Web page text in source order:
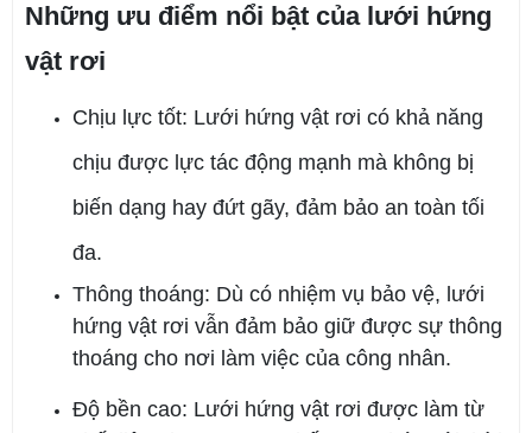
Những ưu điểm nổi bật của lưới hứng
vật rơi
Chịu lực tốt: Lưới hứng vật rơi có khả năng
chịu được lực tác động mạnh mà không bị
biến dạng hay đứt gãy, đảm bảo an toàn tối
đa.
Thông thoáng: Dù có nhiệm vụ bảo vệ, lưới
hứng vật rơi vẫn đảm bảo giữ được sự thông
thoáng cho nơi làm việc của công nhân.
Độ bền cao: Lưới hứng vật rơi được làm từ